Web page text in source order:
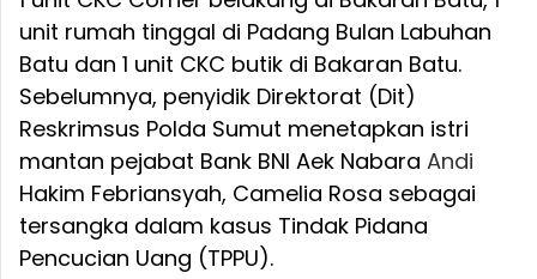
unit rumah tinggal di Padang Bulan Labuhan
Batu dan 1 unit CKC butik di Bakaran Batu.
Sebelumnya, penyidik Direktorat (Dit)
Reskrimsus Polda Sumut menetapkan istri
mantan pejabat Bank BNI Aek Nabara Andi
Hakim Febriansyah, Camelia Rosa sebagai
tersangka dalam kasus Tindak Pidana
Pencucian Uang (TPPU).